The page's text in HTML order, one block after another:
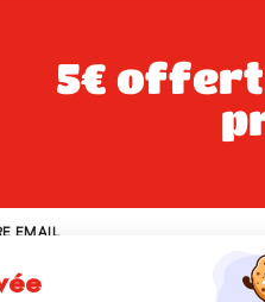
5€ offerts dès 49€ d’achat sur votre
soumettant ce formulaire, j'accepte